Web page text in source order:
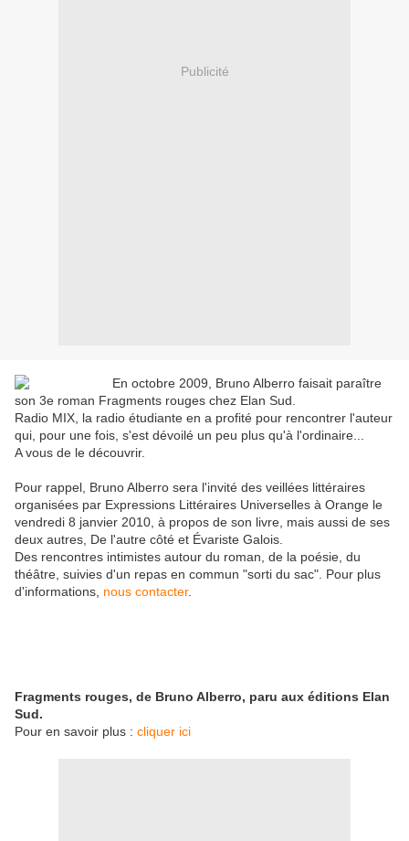
Publicité
En octobre 2009, Bruno Alberro faisait paraître
son 3e roman Fragments rouges chez Elan Sud.
Radio MIX, la radio étudiante en a profité pour rencontrer l'auteur
qui, pour une fois, s'est dévoilé un peu plus qu'à l'ordinaire...
A vous de le découvrir.
Pour rappel, Bruno Alberro sera l'invité des veillées littéraires
organisées par Expressions Littéraires Universelles à Orange le
vendredi 8 janvier 2010, à propos de son livre, mais aussi de ses
deux autres, De l'autre côté et Évariste Galois.
Des rencontres intimistes autour du roman, de la poésie, du
théâtre, suivies d'un repas en commun "sorti du sac". Pour plus
d'informations, nous contacter.
Fragments rouges, de Bruno Alberro, paru aux éditions Elan
Sud.
Pour en savoir plus : cliquer ici